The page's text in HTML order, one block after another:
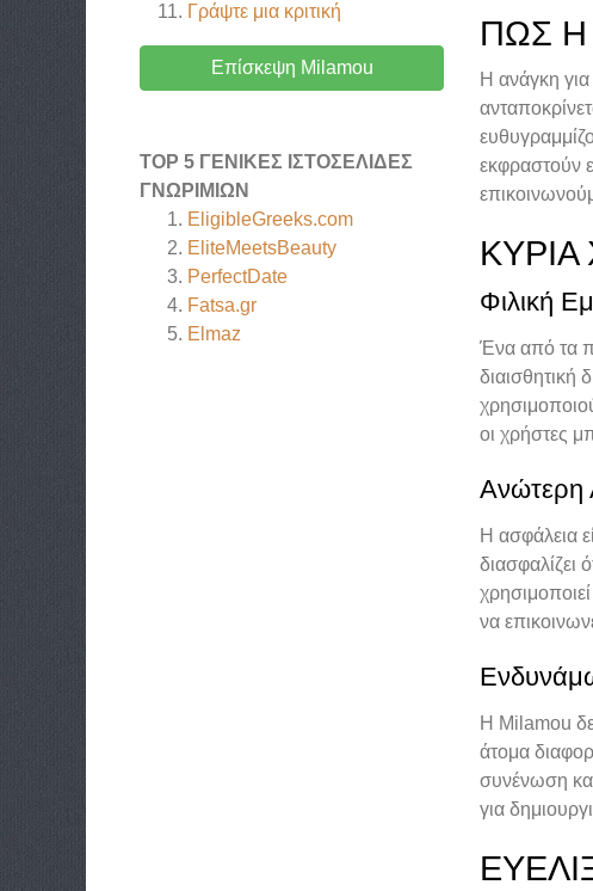
Γράψτε μια κριτική
Επίσκεψη Milamou
TOP 5 ΓΕΝΙΚΈΣ ΙΣΤΟΣΕΛΊΔΕΣ
ΓΝΩΡΙΜΙΏΝ
EligibleGreeks.com
EliteMeetsBeauty
PerfectDate
Fatsa.gr
Elmaz
ΠΏΣ Η
Η ανάγκη για
εκφραστούν
ΚΎΡΙΑ
Φιλική
Ένα από τα
διαισθητική
οι χρήστες
Ανώτερη
Η ασφάλεια
διασφαλίζει
να
Η Milamou
άτομα
συνένωση
για